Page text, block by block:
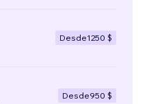
Desde1250 $
Desde950 $